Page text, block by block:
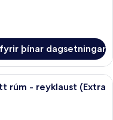
þínar dagsetningar
af bestu gerð, dúnsængur,
rúm - reyklaust (Extra